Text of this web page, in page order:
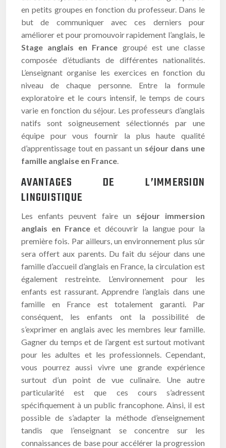
en petits groupes en fonction du professeur. Dans le
but de communiquer avec ces derniers pour
améliorer et pour promouvoir rapidement l’anglais, le
Stage anglais en France groupé est une classe
composée d’étudiants de différentes nationalités.
L’enseignant organise les exercices en fonction du
niveau de chaque personne. Entre la formule
exploratoire et le cours intensif, le temps de cours
varie en fonction du séjour. Les professeurs d’anglais
natifs sont soigneusement sélectionnés par une
équipe pour vous fournir la plus haute qualité
d’apprentissage tout en passant un séjour dans une
famille anglaise en France.
AVANTAGES DE L’IMMERSION
LINGUISTIQUE
Les enfants peuvent faire un séjour immersion
anglais en Franceet découvrir la langue pour la
première fois. Par ailleurs, un environnement plus sûr
sera offert aux parents. Du fait du séjour dans une
famille d’accueil d’anglais en France, la circulation est
également restreinte. L’environnement pour les
enfants est rassurant. Apprendre l’anglais dans une
famille en France est totalement garanti. Par
conséquent, les enfants ont la possibilité de
s’exprimer en anglais avec les membres leur famille.
Gagner du temps et de l’argent est surtout motivant
pour les adultes et les professionnels. Cependant,
vous pourrez aussi vivre une grande expérience
surtout d’un point de vue culinaire. Une autre
particularité est que ces cours s’adressent
spécifiquement à un public francophone. Ainsi, il est
possible de s’adapter la méthode d’enseignement
tandis que l’enseignant se concentre sur les
connaissances de base pour accélérer la progression